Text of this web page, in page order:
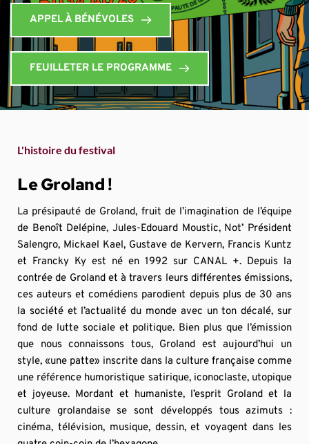
APPEL À BÉNÉVOLES
FEUILLETER LE PROGRAMME
L'histoire du festival
Le Groland !
La présipauté de Groland, fruit de l’imagination de l’équipe
de Benoît Delépine, Jules-Edouard Moustic, Not’ Président
Salengro, Mickael Kael, Gustave de Kervern, Francis Kuntz
et Francky Ky est né en 1992 sur CANAL +. Depuis la
contrée de Groland et à travers leurs différentes émissions,
ces auteurs et comédiens parodient depuis plus de 30 ans
la société et l’actualité du monde avec un ton décalé, sur
fond de lutte sociale et politique. Bien plus que l’émission
que nous connaissons tous, Groland est aujourd’hui un
style, «une patte» inscrite dans la culture française comme
une référence humoristique satirique, iconoclaste, utopique
et joyeuse. Mordant et humaniste, l’esprit Groland et la
culture grolandaise se sont développés tous azimuts :
cinéma, télévision, musique, dessin, et voyagent dans les